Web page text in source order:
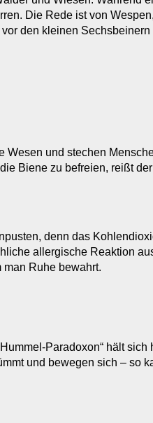
Die Rede ist von
den kleinen
Wesen und stechen
Biene zu befreien, reißt
denn das
allergische Reaktion
Ruhe bewahrt.
Paradoxon“ hält sich
und bewegen sich – so